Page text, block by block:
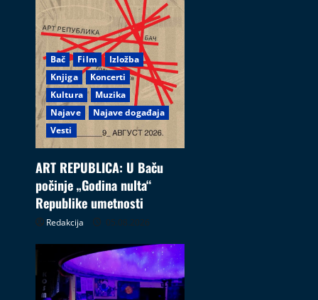
Bač Film
Izložba
Knjiga
Koncerti
Kultura
Muzika
Najave
Najave događaja
Vesti
ART REPUBLICA: U Baču
počinje „Godina nulta“
Republike umetnosti
Redakcija 05.08.2026